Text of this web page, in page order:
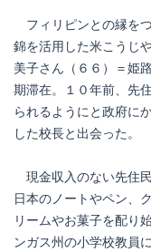
フィリピンとの縁を
錦を活用した米こうじ
美子さん（６６）＝姫
期滞在。１０年前、先
られるようにと政府に
した校長と出会った。
現金収入のない先住
日本のノートやペン、
リームやお菓子を配り
ンガス州の小学校教員